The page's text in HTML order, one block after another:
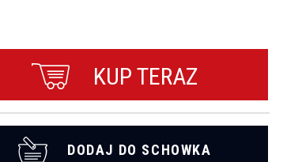
KUP TERAZ
DODAJ DO SCHOWKA